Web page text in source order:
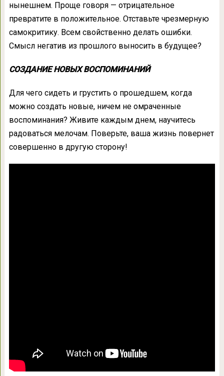
нынешнем. Проще говоря — отрицательное
превратите в положительное. Отставьте чрезмерную
самокритику. Всем свойственно делать ошибки.
Смысл негатив из прошлого выносить в будущее?
СОЗДАНИЕ НОВЫХ ВОСПОМИНАНИЙ
Для чего сидеть и грустить о прошедшем, когда
можно создать новые, ничем не омраченные
воспоминания? Живите каждым днем, научитесь
радоваться мелочам. Поверьте, ваша жизнь повернет
совершенно в другую сторону!